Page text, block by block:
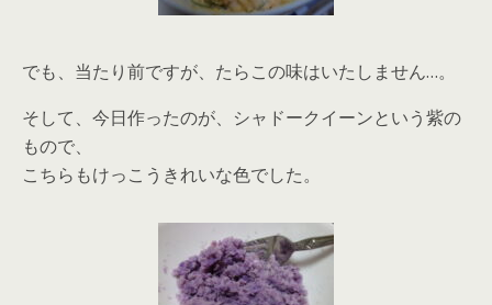
でも、当たり前ですが、たらこの味はいたしません…。
そして、今日作ったのが、シャドークイーンという紫の
もので、
こちらもけっこうきれいな色でした。